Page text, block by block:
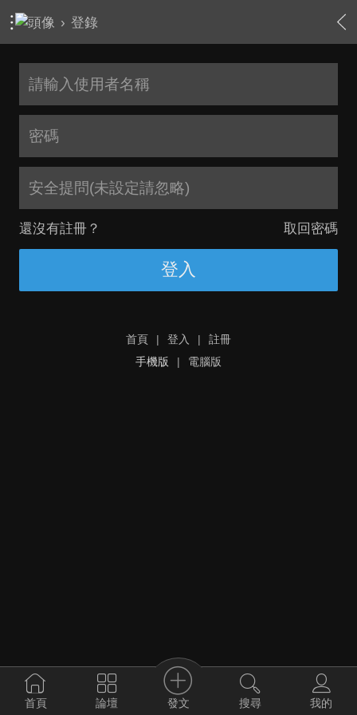
› 登錄
安全提問(未設定請忽略)
還沒有註冊？ 取回密碼
登入
首頁 | 登入 |
註冊
手機版
| 電腦版
首頁 論壇 發文 搜尋 我的